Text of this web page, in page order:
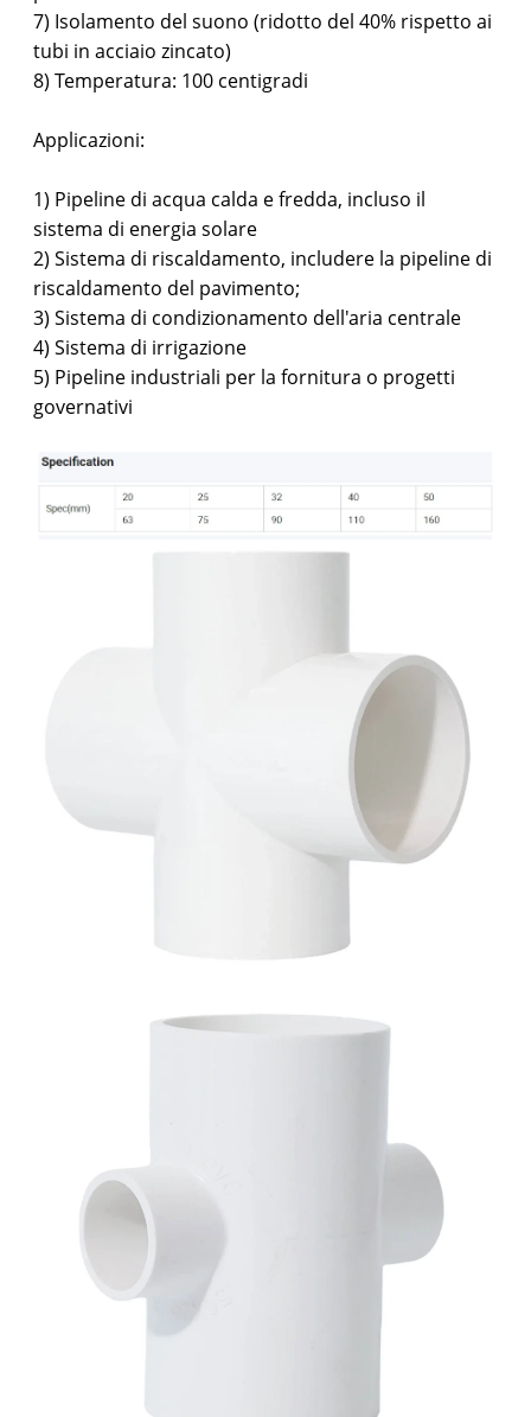
7) Isolamento del suono (ridotto del 40% rispetto ai
tubi in acciaio zincato)
8) Temperatura: 100 centigradi
Applicazioni:
1) Pipeline di acqua calda e fredda, incluso il
sistema di energia solare
2) Sistema di riscaldamento, includere la pipeline di
riscaldamento del pavimento;
3) Sistema di condizionamento dell'aria centrale
4) Sistema di irrigazione
5) Pipeline industriali per la fornitura o progetti
governativi